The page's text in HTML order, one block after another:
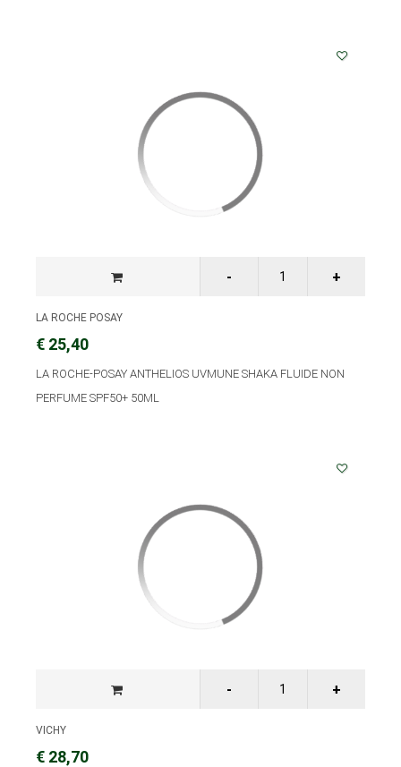
LA ROCHE POSAY
€ 25,40
LA ROCHE-POSAY ANTHELIOS UVMUNE SHAKA FLUIDE NON
PERFUME SPF50+ 50ML
VICHY
€ 28,70